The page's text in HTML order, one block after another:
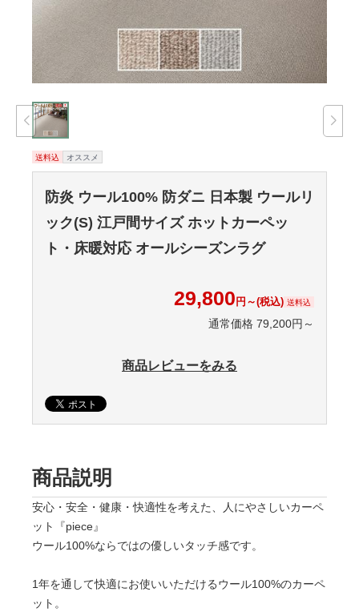
送料込 オススメ
防炎 ウール100% 防ダニ 日本製 ウールリ
ック(S) 江戸間サイズ ホットカーペッ
ト・床暖対応 オールシーズンラグ
29,800 円～(税込) 送料込
通常価格 79,200円～
商品レビューをみる
商品説明
安心・安全・健康・快適性を考えた、人にやさしいカーペ
ット『piece』
ウール100%ならではの優しいタッチ感です。
1年を通して快適にお使いいただけるウール100%のカーペ
ット。